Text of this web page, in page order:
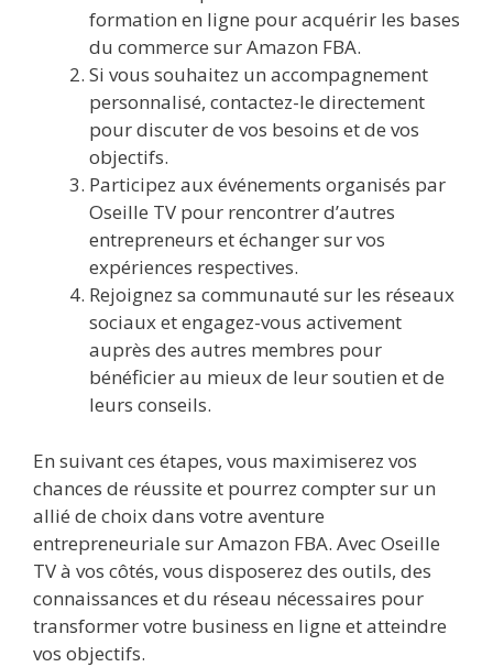
formation en ligne pour acquérir les bases
du commerce sur Amazon FBA.
Si vous souhaitez un accompagnement
personnalisé, contactez-le directement
pour discuter de vos besoins et de vos
objectifs.
Participez aux événements organisés par
Oseille TV pour rencontrer d’autres
entrepreneurs et échanger sur vos
expériences respectives.
Rejoignez sa communauté sur les réseaux
sociaux et engagez-vous activement
auprès des autres membres pour
bénéficier au mieux de leur soutien et de
leurs conseils.
En suivant ces étapes, vous maximiserez vos
chances de réussite et pourrez compter sur un
allié de choix dans votre aventure
entrepreneuriale sur Amazon FBA. Avec Oseille
TV à vos côtés, vous disposerez des outils, des
connaissances et du réseau nécessaires pour
transformer votre business en ligne et atteindre
vos objectifs.